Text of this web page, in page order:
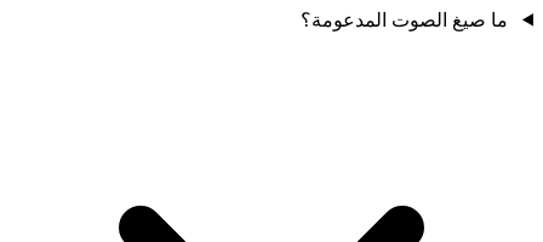
ما صيغ الصوت المدعومة؟